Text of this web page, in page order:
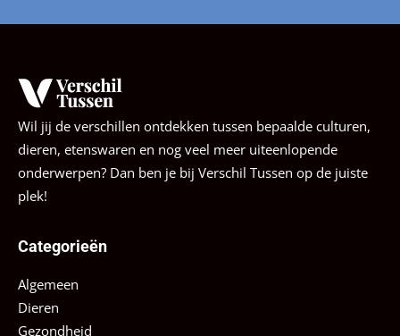
Wil jij de verschillen ontdekken tussen bepaalde culturen,
dieren, etenswaren en nog veel meer uiteenlopende
onderwerpen? Dan ben je bij Verschil Tussen op de juiste
plek!
Categorieën
Algemeen
Dieren
Gezondheid